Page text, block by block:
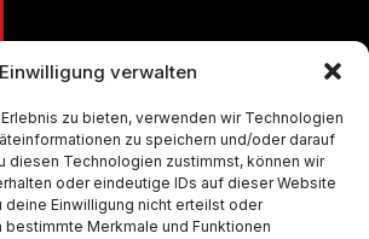
Einwilligung verwalten
zu bieten, verwenden wir Technologien
zu speichern und/oder darauf
diesen Technologien zustimmst, können wir
oder eindeutige IDs auf dieser Website
deine Einwilligung nicht erteilst oder
bestimmte Merkmale und Funktionen